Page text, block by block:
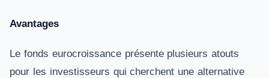
Avantages
Le fonds eurocroissance présente plusieurs atouts
pour les investisseurs qui cherchent une alternative